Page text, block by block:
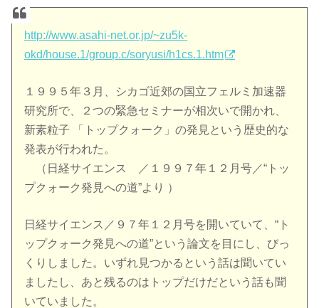
http://www.asahi-net.or.jp/~zu5k-
okd/house.1/group.c/soryusi/h1cs.1.htm
１９９５年３月、シカゴ近郊の国立フェルミ加速器
研究所で、２つの緊急セミナーが相次いで開かれ、
新素粒子 「トップクォーク」の発見という歴史的な
発表が行われた。
（日経サイエンス ／１９９７年１２月号／“トッ
プクォーク発見への道”より ）
日経サイエンス／９７年１２月号を開いていて、“ト
ップクォーク発見への道”という論文を目にし、びっ
くりしました。いずれ見つかるという話は聞いてい
ましたし、あと残るのはトップだけだという話も聞
いていました。